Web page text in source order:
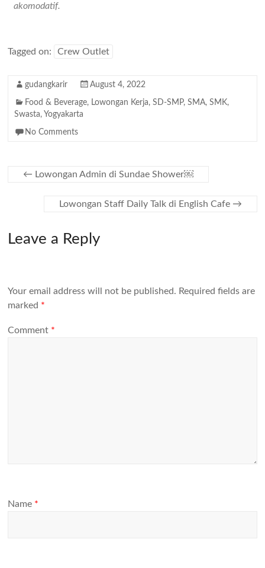
akomodatif.
Tagged on: Crew Outlet
gudangkarir August 4, 2022
Food & Beverage, Lowongan Kerja,SD-SMP,SMA,SMK,
Swasta, Yogyakarta
No Comments
← Lowongan Admin di Sundae Shower￼
Lowongan Staff Daily Talk di English Cafe →
Leave a Reply
Your email address will not be published. Required fields are
marked *
Comment *
Name *